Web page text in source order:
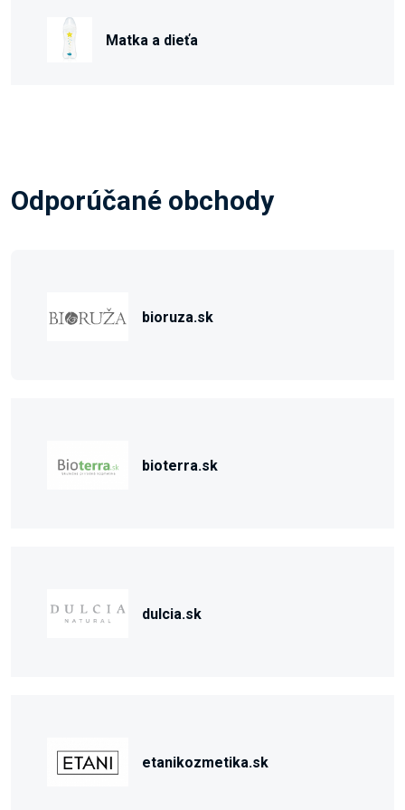
Matka a dieťa
Odporúčané obchody
bioruza.sk
bioterra.sk
dulcia.sk
etanikozmetika.sk